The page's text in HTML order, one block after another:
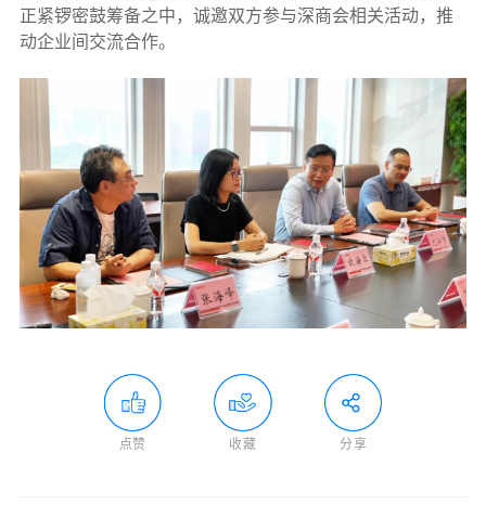
正紧锣密鼓筹备之中，诚邀双方参与深商会相关活动，推
动企业间交流合作。
点赞 收藏 分享